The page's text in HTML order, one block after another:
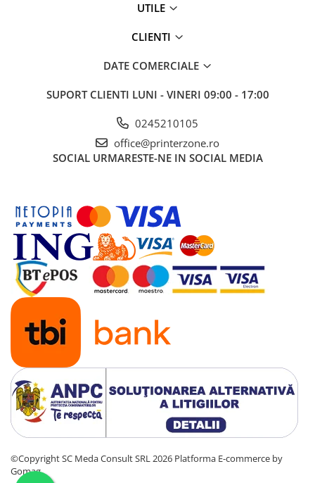
Rack-uri & accesorii rack
Modemuri
Camere IP
Accesorii retelistica
PDU
UPS & Stabilizatoare
UPS-uri
Baterii UPS
Accesorii UPS
Servere, Storage & NAS
Servere NAS
Servere
SSD enterprise
DAS (Direct Attached Storage)
UTILE
CLIENTI
DATE COMERCIALE
SUPORT CLIENTI LUNI - VINERI 09:00 - 17:00
0245210105
office@printerzone.ro
SOCIAL URMARESTE-NE IN SOCIAL MEDIA
©Copyright SC Meda Consult SRL 2026 Platforma E-commerce by
Gomag